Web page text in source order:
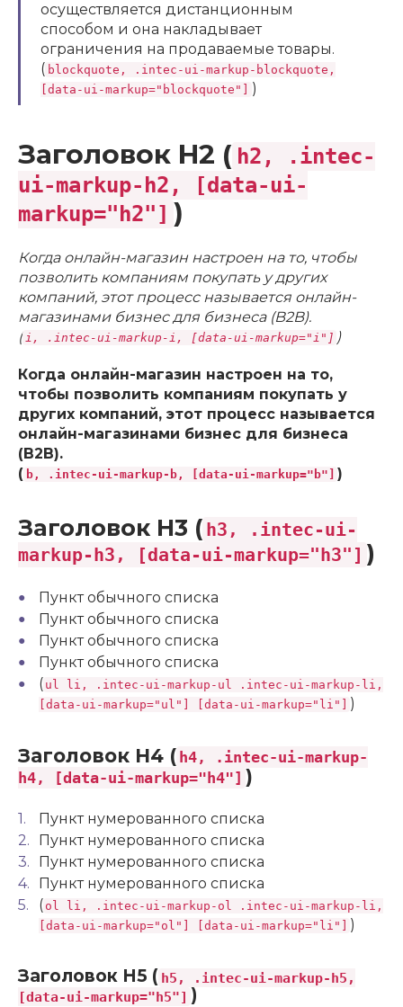
осуществляется дистанционным
способом и она накладывает
ограничения на продаваемые товары.
( blockquote, .intec-ui-markup-blockquote,
[data-ui-markup="blockquote"]
)
Заголовок H2 ( h2, .intec-
ui-markup-h2, [data-ui-
markup="h2"] )
Когда онлайн-магазин настроен на то, чтобы
позволить компаниям покупать у других
компаний, этот процесс называется онлайн-
магазинами бизнес для бизнеса (B2B).
( i, .intec-ui-markup-i, [data-ui-markup="i"] )
Когда онлайн-магазин настроен на то,
чтобы позволить компаниям покупать у
других компаний, этот процесс называется
онлайн-магазинами бизнес для бизнеса
(B2B).
( b, .intec-ui-markup-b, [data-ui-markup="b"] )
Заголовок H3 ( h3, .intec-ui-
markup-h3, [data-ui-markup="h3"] )
Пункт обычного списка
Пункт обычного списка
Пункт обычного списка
Пункт обычного списка
( ul li, .intec-ui-markup-ul .intec-ui-markup-li,
[data-ui-markup="ul"] [data-ui-markup="li"]
)
Заголовок H4 ( h4, .intec-ui-markup-
h4, [data-ui-markup="h4"] )
Пункт нумерованного списка
Пункт нумерованного списка
Пункт нумерованного списка
Пункт нумерованного списка
( ol li, .intec-ui-markup-ol .intec-ui-markup-li,
[data-ui-markup="ol"] [data-ui-markup="li"]
)
Заголовок H5 ( h5, .intec-ui-markup-h5,
[data-ui-markup="h5"] )